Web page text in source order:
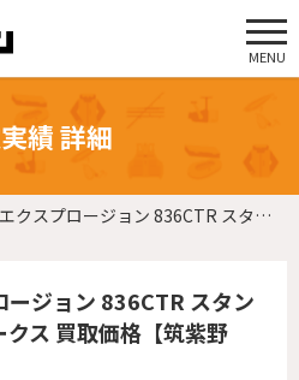
MENU
績 詳細
ョン 836CTR スタンダードモデル MCワークス 買取価格【筑紫野店】
ジョン 836CTR スタン
ス 買取価格【筑紫野